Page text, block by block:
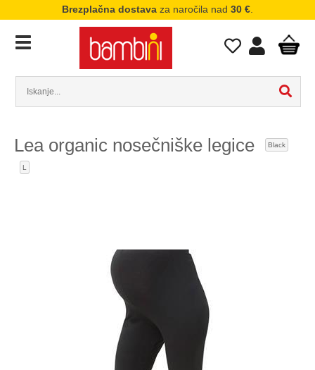
Brezplačna dostava za naročila nad 30 €
Lea organic nosečniške legice Black
L